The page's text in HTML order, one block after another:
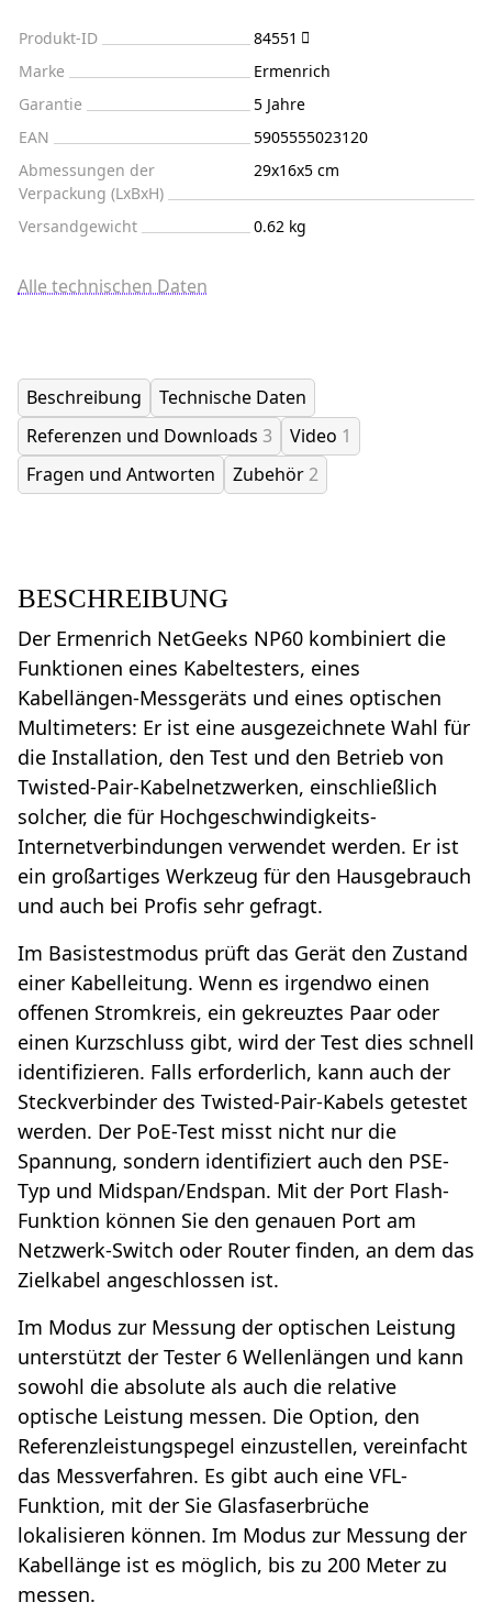
Produkt-ID
84551
Marke
Ermenrich
Garantie
5 Jahre
EAN
5905555023120
Abmessungen der
Verpackung (LxBxH)
29x16x5 cm
Versandgewicht 0.62 kg
Alle technischen Daten
Beschreibung
Technische Daten
Referenzen und Downloads 3 Video 1
Fragen und Antworten
Zubehör 2
BESCHREIBUNG
Der Ermenrich NetGeeks NP60 kombiniert die
Funktionen eines Kabeltesters, eines
Kabellängen-Messgeräts und eines optischen
Multimeters: Er ist eine ausgezeichnete Wahl für
die Installation, den Test und den Betrieb von
Twisted-Pair-Kabelnetzwerken, einschließlich
solcher, die für Hochgeschwindigkeits-
Internetverbindungen verwendet werden. Er ist
ein großartiges Werkzeug für den Hausgebrauch
und auch bei Profis sehr gefragt.
Im Basistestmodus prüft das Gerät den Zustand
einer Kabelleitung. Wenn es irgendwo einen
offenen Stromkreis, ein gekreuztes Paar oder
einen Kurzschluss gibt, wird der Test dies schnell
identifizieren. Falls erforderlich, kann auch der
Steckverbinder des Twisted-Pair-Kabels getestet
werden. Der PoE-Test misst nicht nur die
Spannung, sondern identifiziert auch den PSE-
Typ und Midspan/Endspan. Mit der Port Flash-
Funktion können Sie den genauen Port am
Netzwerk-Switch oder Router finden, an dem das
Zielkabel angeschlossen ist.
Im Modus zur Messung der optischen Leistung
unterstützt der Tester 6 Wellenlängen und kann
sowohl die absolute als auch die relative
optische Leistung messen. Die Option, den
Referenzleistungspegel einzustellen, vereinfacht
das Messverfahren. Es gibt auch eine VFL-
Funktion, mit der Sie Glasfaserbrüche
lokalisieren können. Im Modus zur Messung der
Kabellänge ist es möglich, bis zu 200 Meter zu
messen.